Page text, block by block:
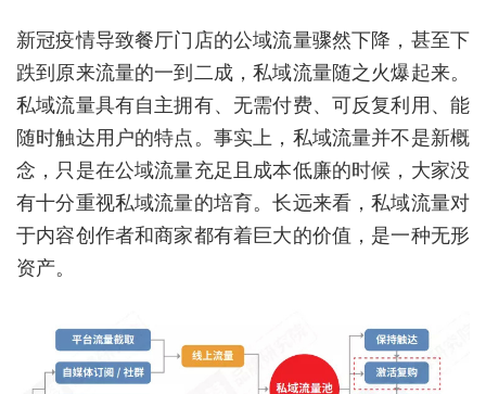
新冠疫情导致餐厅门店的公域流量骤然下降，甚至下
跌到原来流量的一到二成，私域流量随之火爆起来。
私域流量具有自主拥有、无需付费、可反复利用、能
随时触达用户的特点。事实上，私域流量并不是新概
念，只是在公域流量充足且成本低廉的时候，大家没
有十分重视私域流量的培育。长远来看，私域流量对
于内容创作者和商家都有着巨大的价值，是一种无形
资产。